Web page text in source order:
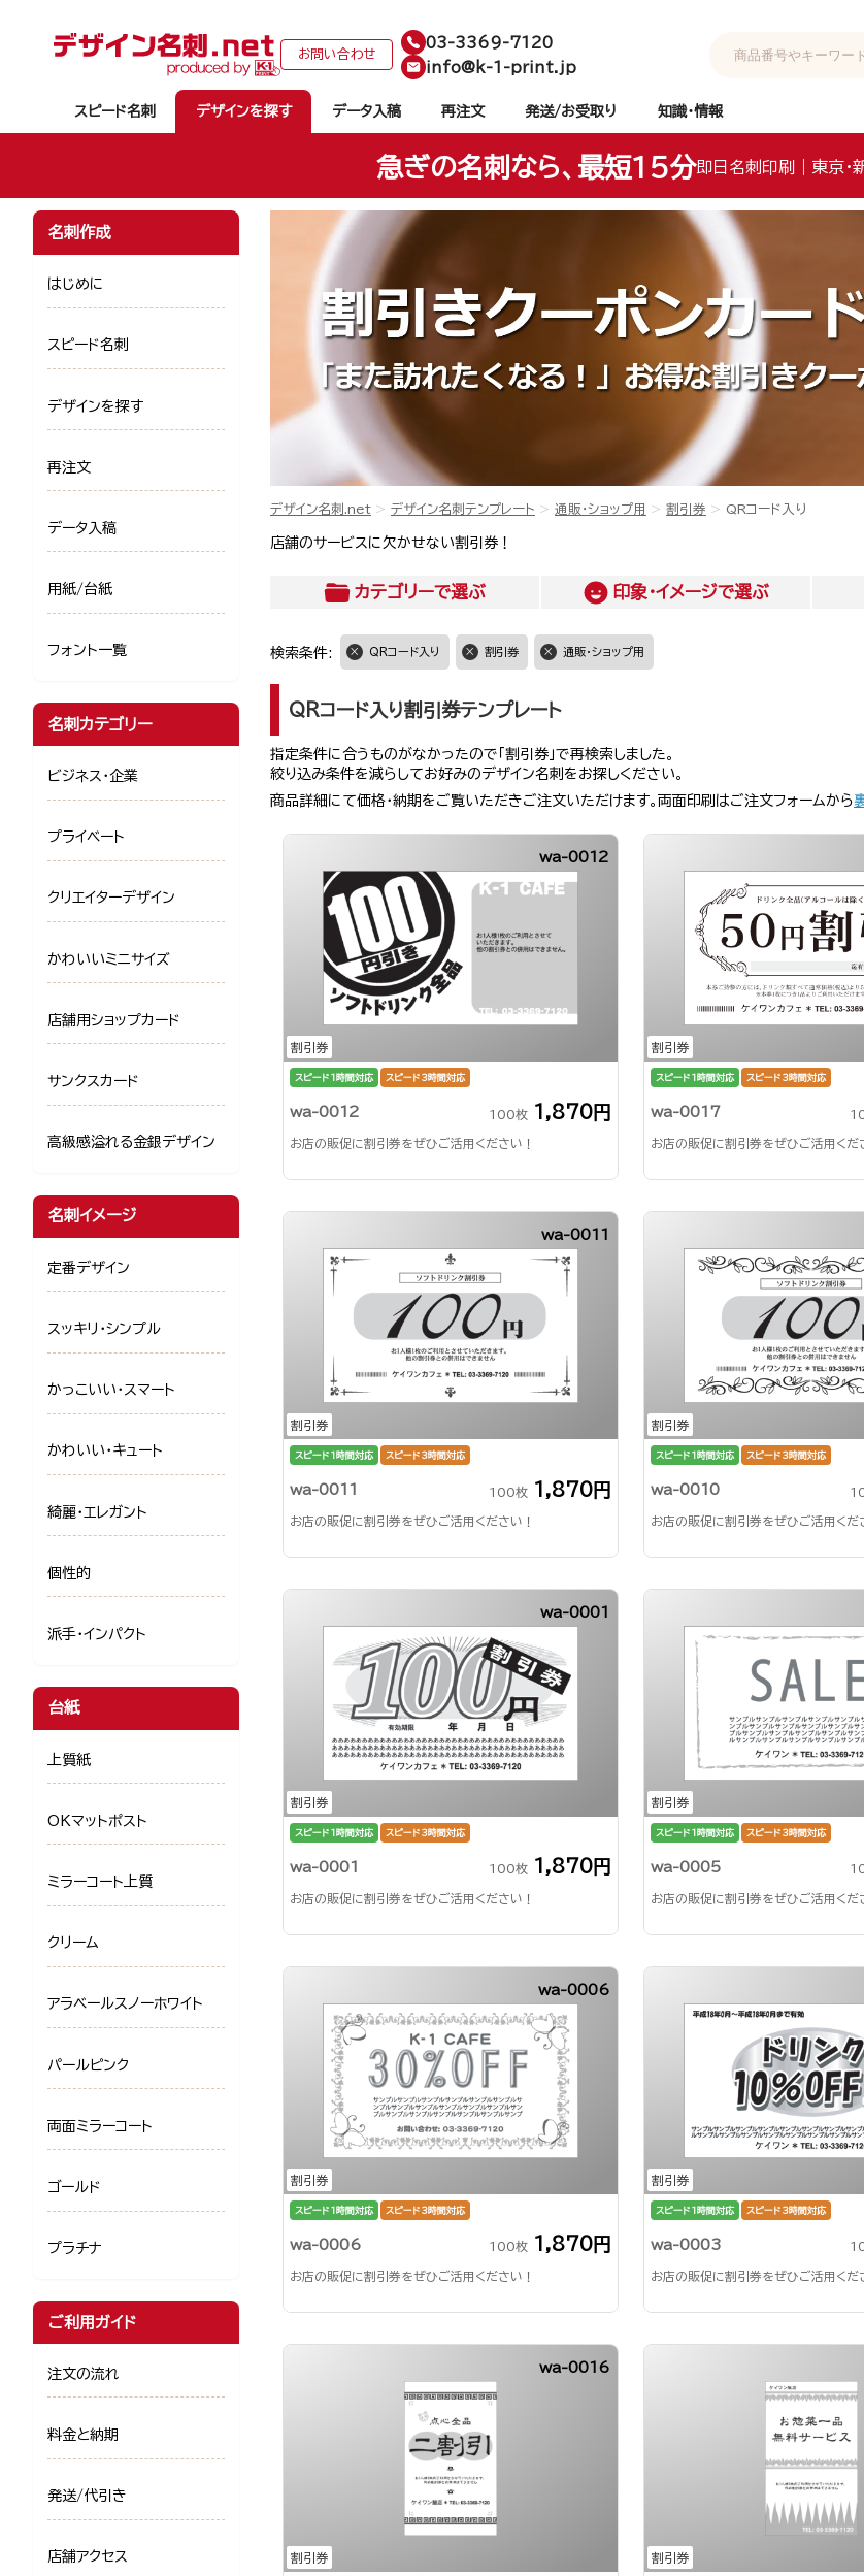
お問い合わせ
03-3369-7120
info@k-1-print.jp
スピード名刺 デザインを探す データ入稿 再注文 発送/お受取り 知識・情報
急ぎの名刺なら、最短15分即日名刺印刷｜東京・
デザイン名刺.net デザイン名刺テンプレート 通販・ショップ用 割引券 QRコード入り
店舗のサービスに欠かせない割引券！
カテゴリーで選ぶ 印象・イメージで選ぶ
検索条件: QRコード入り 割引券 通販・ショップ用
QRコード入り割引券テンプレート
指定条件に合うものがなかったので「割引券」で再検索しました。
絞り込み条件を減らしてお好みのデザイン名刺をお探しください。
商品詳細にて価格・納期をご覧いただきご注文いただけます。両面印刷はご注文フォームから
割引券
wa-0012
スピード1時間対応 スピード3時間対応
wa-0012 100枚 1,870円
お店の販促に割引券をぜひご活用ください！
割引券
スピード1時間対応 スピード3時間対応
wa-0017
お店の販促に割引券をぜひご活用くだ
割引券
wa-0011
スピード1時間対応 スピード3時間対応
wa-0011 100枚 1,870円
お店の販促に割引券をぜひご活用ください！
割引券
スピード1時間対応 スピード3時間対応
wa-0010
お店の販促に割引券をぜひご活用くだ
割引券
wa-0001
スピード1時間対応 スピード3時間対応
wa-0001 100枚 1,870円
お店の販促に割引券をぜひご活用ください！
割引券
スピード1時間対応 スピード3時間対応
wa-0005
お店の販促に割引券をぜひご活用くだ
割引券
wa-0006
スピード1時間対応 スピード3時間対応
wa-0006 100枚 1,870円
お店の販促に割引券をぜひご活用ください！
割引券
スピード1時間対応 スピード3時間対応
wa-0003
お店の販促に割引券をぜひご活用くだ
割引券
wa-0016
割引券
名刺作成
はじめに
スピード名刺
デザインを探す
再注文
データ入稿
用紙/台紙
フォント一覧
名刺カテゴリー
ビジネス・企業
プライベート
クリエイターデザイン
かわいいミニサイズ
店舗用ショップカード
サンクスカード
高級感溢れる金銀デザイン
名刺イメージ
定番デザイン
スッキリ・シンプル
かっこいい・スマート
かわいい・キュート
綺麗・エレガント
個性的
派手・インパクト
台紙
上質紙
OKマットポスト
ミラーコート上質
クリーム
アラベールスノーホワイト
パールピンク
両面ミラーコート
ゴールド
プラチナ
ご利用ガイド
注文の流れ
料金と納期
発送/代引き
店舗アクセス